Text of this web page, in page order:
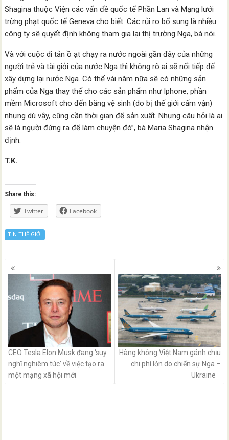
Shagina thuộc Viện các vấn đề quốc tế Phần Lan và Mạng lưới
trừng phạt quốc tế Geneva cho biết. Các rủi ro bổ sung là nhiều
công ty sẽ quyết định không tham gia lại thị trường Nga, bà nói.
Và với cuộc di tản ồ ạt chạy ra nước ngoài gần đây của những
người trẻ và tài giỏi của nước Nga thì không rõ ai sẽ nối tiếp để
xây dựng lại nước Nga. Có thể vài năm nữa sẽ có những sản
phẩm của Nga thay thế cho các sản phẩm như Iphone, phần
mềm Microsoft cho đến băng vệ sinh (do bị thế giới cấm vận)
nhưng dù vậy, cũng cần thời gian để sản xuất. Nhưng câu hỏi là ai
sẽ là người đứng ra để làm chuyện đó”, bà Maria Shagina nhận
định.
T.K.
Share this:
Twitter Facebook
TIN THẾ GIỚI
Posts
navigation
CEO Tesla Elon Musk đang ‘suy
nghĩ nghiêm túc’ về việc tạo ra
một mạng xã hội mới
Hàng không Việt Nam gánh chịu
chi phí lớn do chiến sự Nga –
Ukraine